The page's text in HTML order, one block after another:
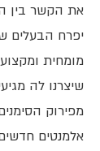
את הקשר בין
יפרח הבעלים
מומחית
שיצרנו לה
מפירוק
אלמנטים